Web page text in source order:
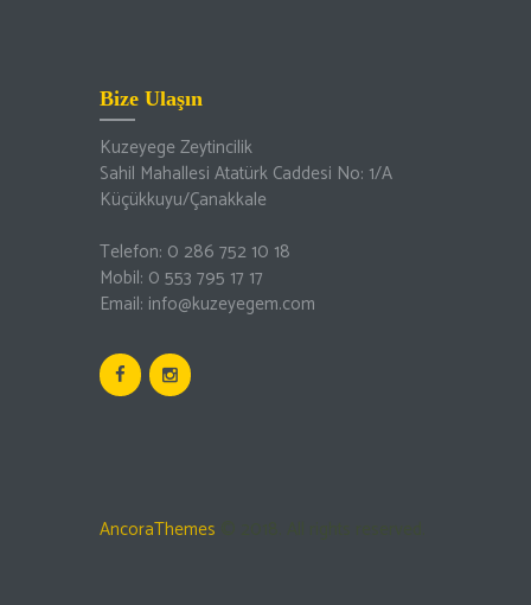
Bize Ulaşın
Kuzeyege Zeytincilik
Sahil Mahallesi Atatürk Caddesi No: 1/A
Küçükkuyu/Çanakkale
Telefon: 0 286 752 10 18
Mobil: 0 553 795 17 17
Email: info@kuzeyegem.com
AncoraThemes